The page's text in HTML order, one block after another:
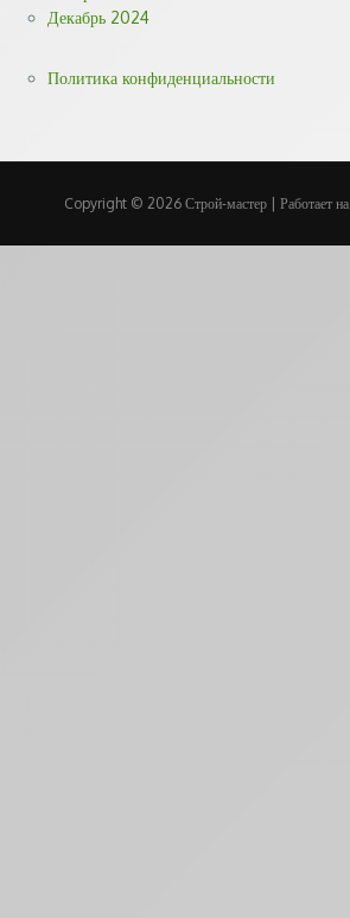
Декабрь 2024
Политика конфиденциальности
Copyright © 2026 Строй-мастер | Работает на